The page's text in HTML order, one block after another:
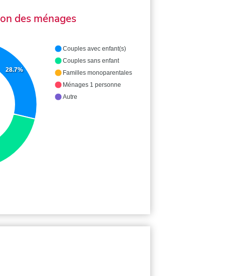
des ménages
28.7%
Couples avec enfant(s)
Couples sans enfant
Familles monoparentales
Ménages 1 personne
Autre